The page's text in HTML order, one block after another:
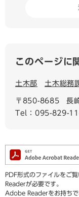
このページに
土木部 土木総務
〒850-8685
長
Tel：095-829-
PDF形式のファイルをご
Readerが必要です。
Adobe Readerをお持ちで